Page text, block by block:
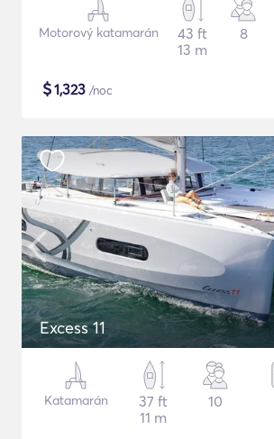
Motorový katamarán
43 ft
13 m
8
$1,323 /noc
Excess 11
Katamarán
37 ft
11 m
10